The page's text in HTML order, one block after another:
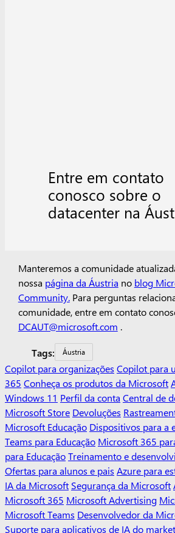
Entre em contato
conosco sobre o
datacenter na
Manteremos a comunidade
nossa página da Áustria no blog
Community.Para perguntas
comunidade, entre em contato
DCAUT@microsoft.com .
Tags:
Áustria
Copilot para organizações Copilot para
365 Conheça os produtos da Microsoft
Windows 11 Perfil da conta Central de
Microsoft Store Devoluções
Microsoft Educação Dispositivos para a
Teams para Educação Microsoft 365
para EducaçãoTreinamento e
Ofertas para alunos e pais Azure para
IA da Microsoft Segurança da Microsoft
Microsoft 365 Microsoft Advertising
Microsoft Teams Desenvolvedor da
Suporte para aplicativos de IA do